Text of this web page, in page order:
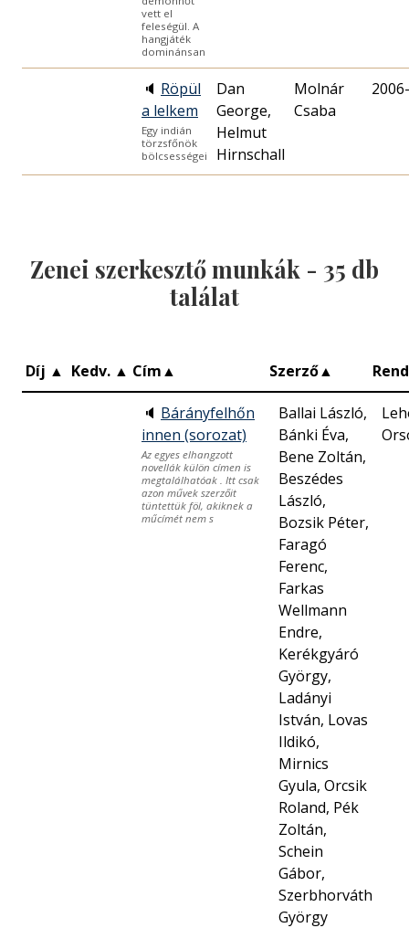
vett el
feleségül. A
hangjáték
dominánsan
🔈 Röpül
a lelkem
Egy indián
törzsfőnök
bölcsességei
Dan
George,
Helmut
Hirnschall
Molnár
Csaba
Zenei szerkesztő munkák - 35 db
találat
Díj ▲ Kedv. ▲ Cím▲ Szerző▲
🔈 Bárányfelhőn
innen (sorozat)
Az egyes elhangzott
novellák külön címen is
megtalálhatóak . Itt csak
azon művek szerzőit
tüntettük föl, akiknek a
műcímét nem s
Ballai László,
Bánki Éva,
Bene Zoltán,
Beszédes
László,
Bozsik Péter,
Faragó
Ferenc,
Farkas
Wellmann
Endre,
Kerékgyáró
György,
Ladányi
István, Lovas
Ildikó,
Mirnics
Gyula, Orcsik
Roland, Pék
Zoltán,
Schein
Gábor,
Szerbhorváth
György